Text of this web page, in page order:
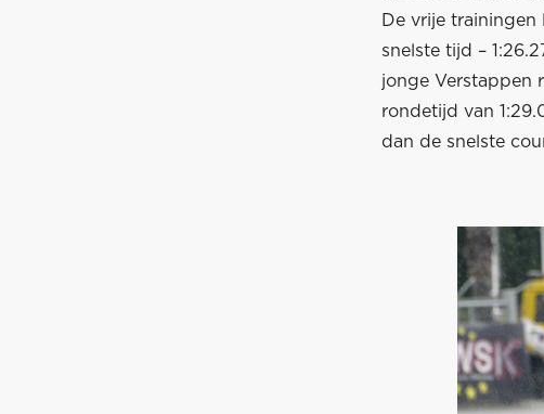
De vrije trainingen
snelste tijd –
jonge Verstappen
rondetijd van
dan de snelste